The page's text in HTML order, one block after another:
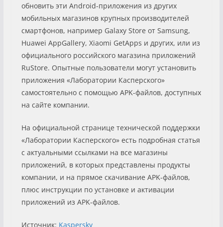
обновить эти Android-приложения из других
мобильных магазинов крупных производителей
смартфонов, например Galaxy Store от Samsung,
Huawei AppGallery, Xiaomi GetApps и других, или из
официального российского магазина приложений
RuStore. Опытные пользователи могут установить
приложения «Лаборатории Касперского»
самостоятельно с помощью APK-файлов, доступных
на сайте компании.
На официальной странице технической поддержки
«Лаборатории Касперского» есть подробная статья
с актуальными ссылками на все магазины
приложений, в которых представлены продукты
компании, и на прямое скачивание APK-файлов,
плюс инструкции по установке и активации
приложений из APK-файлов.
Источник: Kaspersky